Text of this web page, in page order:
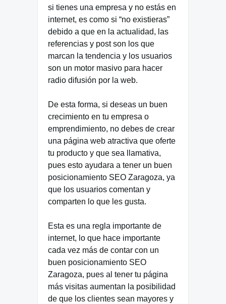
si tienes una empresa y no estás en
internet, es como si “no existieras”
debido a que en la actualidad, las
referencias y post son los que
marcan la tendencia y los usuarios
son un motor masivo para hacer
radio difusión por la web.
De esta forma, si deseas un buen
crecimiento en tu empresa o
emprendimiento, no debes de crear
una página web atractiva que oferte
tu producto y que sea llamativa,
pues esto ayudara a tener un buen
posicionamiento SEO Zaragoza, ya
que los usuarios comentan y
comparten lo que les gusta.
Esta es una regla importante de
internet, lo que hace importante
cada vez más de contar con un
buen posicionamiento SEO
Zaragoza, pues al tener tu página
más visitas aumentan la posibilidad
de que los clientes sean mayores y